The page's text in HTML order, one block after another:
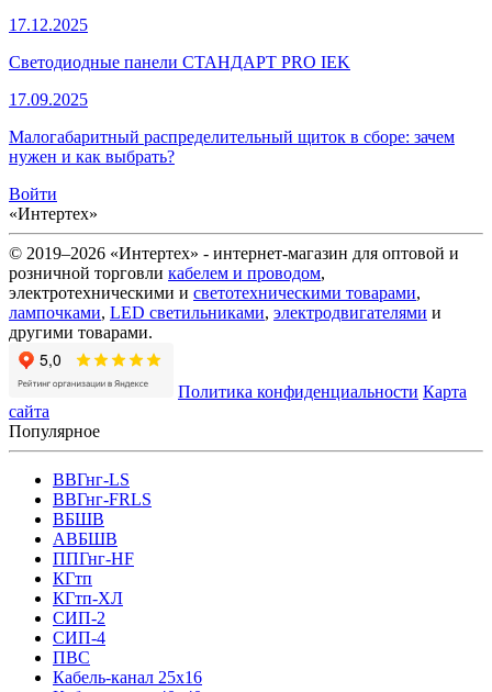
17.12.2025
Светодиодные панели СТАНДАРТ PRO IEK
17.09.2025
Малогабаритный распределительный щиток в сборе: зачем
нужен и как выбрать?
Войти
«Интертех»
© 2019–2026 «Интертех» - интернет-магазин для оптовой и
розничной торговли кабелем и проводом,
электротехническими и светотехническими товарами,
лампочками, LED светильниками, электродвигателями и
другими товарами.
Политика конфиденциальности Карта
сайта
Популярное
ВВГнг-LS
ВВГнг-FRLS
ВБШВ
АВБШВ
ППГнг-HF
КГтп
КГтп-ХЛ
СИП-2
СИП-4
ПВС
Кабель-канал 25х16